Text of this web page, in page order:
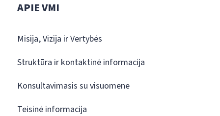
APIE VMI
Misija, Vizija ir Vertybės
Struktūra ir kontaktinė informacija
Konsultavimasis su visuomene
Teisinė informacija